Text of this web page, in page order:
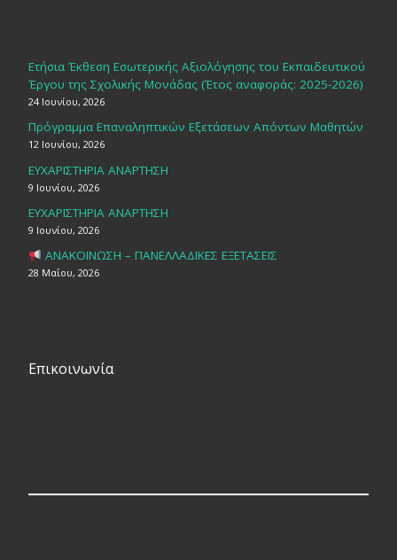
Ετήσια Έκθεση Εσωτερικής Αξιολόγησης του Εκπαιδευτικού
Έργου της Σχολικής Μονάδας (Έτος αναφοράς: 2025-2026)
24 Ιουνίου, 2026
Πρόγραμμα Επαναληπτικών Εξετάσεων Απόντων Μαθητών
12 Ιουνίου, 2026
ΕΥΧΑΡΙΣΤΗΡΙΑ ΑΝΑΡΤΗΣΗ
9 Ιουνίου, 2026
ΕΥΧΑΡΙΣΤΗΡΙΑ ΑΝΑΡΤΗΣΗ
9 Ιουνίου, 2026
ΑΝΑΚΟΙΝΩΣΗ – ΠΑΝΕΛΛΑΔΙΚΕΣ ΕΞΕΤΑΣΕΙΣ
28 Μαΐου, 2026
Επικοινωνία